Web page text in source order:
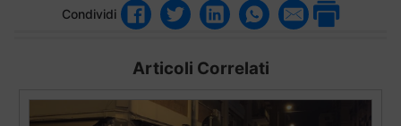
Condividi
Articoli Correlati